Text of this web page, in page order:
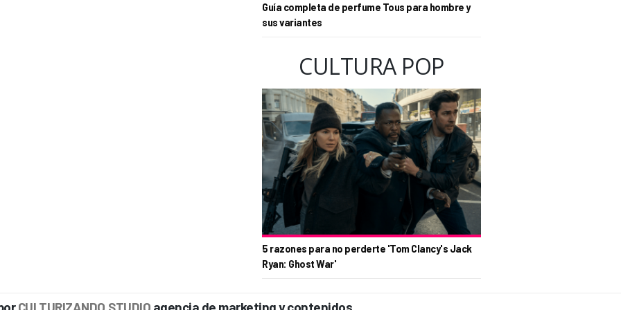
Guía completa de perfume Tous para hombre y
sus variantes
CULTURA POP
5 razones para no perderte 'Tom Clancy's Jack
Ryan: Ghost War'